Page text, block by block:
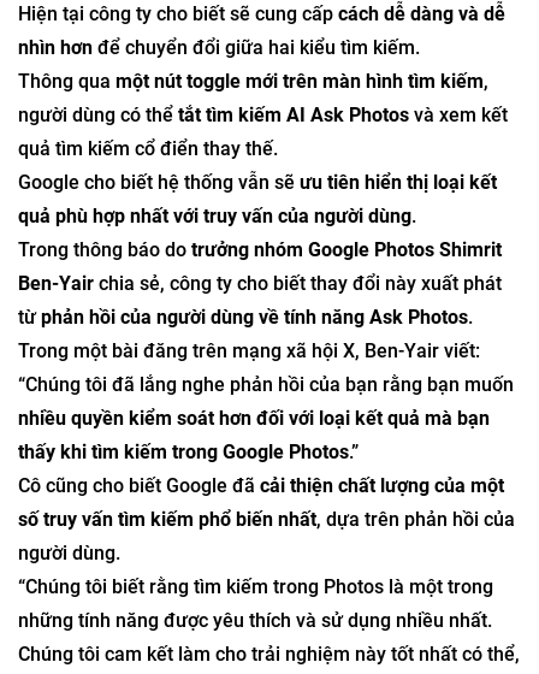
Hiện tại công ty cho biết sẽ cung cấp cách dễ dàng và dễ
nhìn hơn để chuyển đổi giữa hai kiểu tìm kiếm.
Thông qua một nút toggle mới trên màn hình tìm kiếm,
người dùng có thể tắt tìm kiếm AI Ask Photos và xem kết
quả tìm kiếm cổ điển thay thế.
Google cho biết hệ thống vẫn sẽ ưu tiên hiển thị loại kết
quả phù hợp nhất với truy vấn của người dùng.
Trong thông báo do trưởng nhóm Google Photos Shimrit
Ben-Yair chia sẻ, công ty cho biết thay đổi này xuất phát
từphản hồi của người dùng về tính năng Ask Photos.
Trong một bài đăng trên mạng xã hội X, Ben-Yair viết:
“Chúng tôi đã lắng nghe phản hồi của bạn rằng bạn muốn
nhiều quyền kiểm soát hơn đối với loại kết quả mà bạn
thấy khi tìm kiếm trong Google Photos.”
Cô cũng cho biết Google đã cải thiện chất lượng của một
số truy vấn tìm kiếm phổ biến nhất, dựa trên phản hồi của
người dùng.
“Chúng tôi biết rằng tìm kiếm trong Photos là một trong
những tính năng được yêu thích và sử dụng nhiều nhất.
Chúng tôi cam kết làm cho trải nghiệm này tốt nhất có thể,